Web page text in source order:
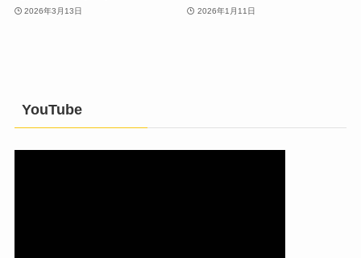
2026年3月13日 2026年1月11日
YouTube